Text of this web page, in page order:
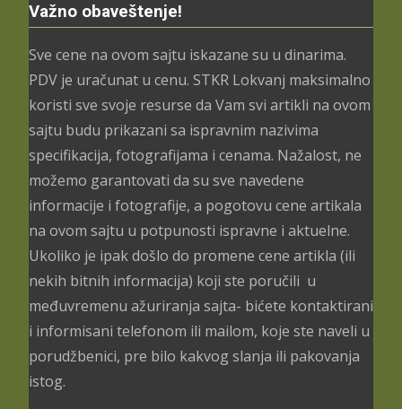
Važno obaveštenje!
Sve cene na ovom sajtu iskazane su u dinarima.
PDV je uračunat u cenu. STKR Lokvanj maksimalno
koristi sve svoje resurse da Vam svi artikli na ovom
sajtu budu prikazani sa ispravnim nazivima
specifikacija, fotografijama i cenama. Nažalost, ne
možemo garantovati da su sve navedene
informacije i fotografije, a pogotovu cene artikala
na ovom sajtu u potpunosti ispravne i aktuelne.
Ukoliko je ipak došlo do promene cene artikla (ili
nekih bitnih informacija) koji ste poručili u
međuvremenu ažuriranja sajta- bićete kontaktirani
i informisani telefonom ili mailom, koje ste naveli u
porudžbenici, pre bilo kakvog slanja ili pakovanja
istog.